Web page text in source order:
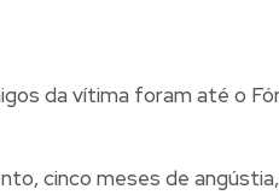
da vítima foram até o
cinco meses de